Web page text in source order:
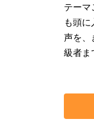
テー
も頭
声を
級者ま